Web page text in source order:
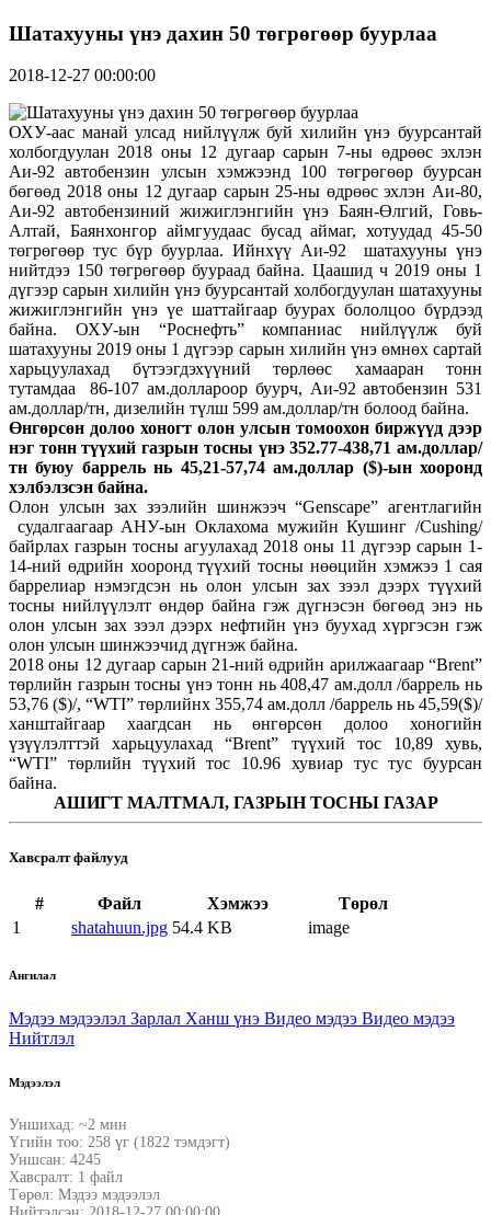
Шатахууны үнэ дахин 50 төгрөгөөр буурлаа
2018-12-27 00:00:00
ОХУ-аас манай улсад нийлүүлж буй хилийн үнэ буурсантай
холбогдуулан 2018 оны 12 дугаар сарын 7-ны өдрөөс эхлэн
Аи-92 автобензин улсын хэмжээнд 100 төгрөгөөр буурсан
бөгөөд 2018 оны 12 дугаар сарын 25-ны өдрөөс эхлэн Аи-80,
Аи-92 автобензиний жижиглэнгийн үнэ Баян-Өлгий, Говь-
Алтай, Баянхонгор аймгуудаас бусад аймаг, хотуудад 45-50
төгрөгөөр тус бүр буурлаа. Ийнхүү Аи-92 шатахууны үнэ
нийтдээ 150 төгрөгөөр буураад байна. Цаашид ч 2019 оны 1
дүгээр сарын хилийн үнэ буурсантай холбогдуулан шатахууны
жижиглэнгийн үнэ үе шаттайгаар буурах бололцоо бүрдээд
байна. ОХУ-ын “Роснефть” компаниас нийлүүлж буй
шатахууны 2019 оны 1 дүгээр сарын хилийн үнэ өмнөх сартай
харьцуулахад бүтээгдэхүүний төрлөөс хамааран тонн
тутамдаа 86-107 ам.доллароор буурч, Аи-92 автобензин 531
ам.доллар/тн, дизелийн түлш 599 ам.доллар/тн болоод байна.
Өнгөрсөн долоо хоногт олон улсын томоохон биржүүд дээр
нэг тонн түүхий газрын тосны үнэ 352.77-438,71 ам.доллар/
тн буюу баррель нь 45,21-57,74 ам.доллар ($)-ын хооронд
хэлбэлзсэн байна.
Олон улсын зах зээлийн шинжээч “Genscape” агентлагийн
судалгаагаар АНУ-ын Оклахома мужийн Кушинг /Cushing/
байрлах газрын тосны агуулахад 2018 оны 11 дүгээр сарын 1-
14-ний өдрийн хооронд түүхий тосны нөөцийн хэмжээ 1 сая
баррелиар нэмэгдсэн нь олон улсын зах зээл дээрх түүхий
тосны нийлүүлэлт өндөр байна гэж дүгнэсэн бөгөөд энэ нь
олон улсын зах зээл дээрх нефтийн үнэ буухад хүргэсэн гэж
олон улсын шинжээчид дүгнэж байна.
2018 оны 12 дугаар сарын 21-ний өдрийн арилжаагаар “Brent”
төрлийн газрын тосны үнэ тонн нь 408,47 ам.долл /баррель нь
53,76 ($)/, “WTI” төрлийнх 355,74 ам.долл /баррель нь 45,59($)/
ханштайгаар хаагдсан нь өнгөрсөн долоо хоногийн
үзүүлэлттэй харьцуулахад “Brent” түүхий тос 10,89 хувь,
“WTI” төрлийн түүхий тос 10.96 хувиар тус тус буурсан
байна.
АШИГТ МАЛТМАЛ, ГАЗРЫН ТОСНЫ ГАЗАР
Хавсралт файлууд
# Файл Хэмжээ
Төрөл
1
shatahuun.jpg 54.4 KB image
Ангилал
Мэдээ мэдээлэл Зарлал Ханш үнэ Видео мэдээ Видео мэдээ
Нийтлэл
Мэдээлэл
Уншихад: ~2 мин
Үгийн тоо: 258 үг (1822 тэмдэгт)
Уншсан: 4245
Хавсралт: 1 файл
Төрөл: Мэдээ мэдээлэл